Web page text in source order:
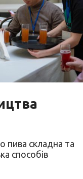
пива складна та
способів